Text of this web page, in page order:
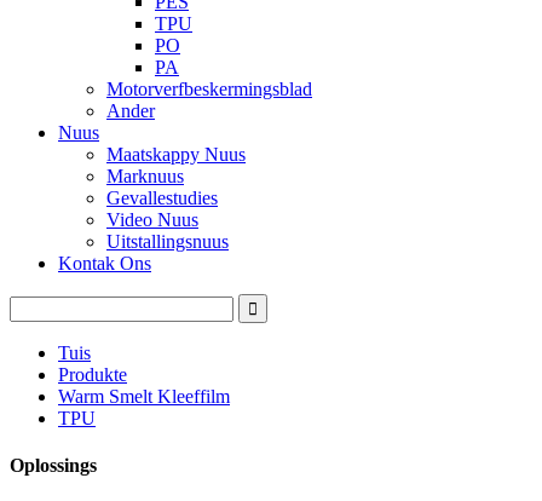
TPU
PO
PA
Motorverfbeskermingsblad
Ander
Nuus
Maatskappy Nuus
Marknuus
Gevallestudies
Video Nuus
Uitstallingsnuus
Kontak Ons
Tuis
Produkte
Warm Smelt Kleeffilm
TPU
Oplossings